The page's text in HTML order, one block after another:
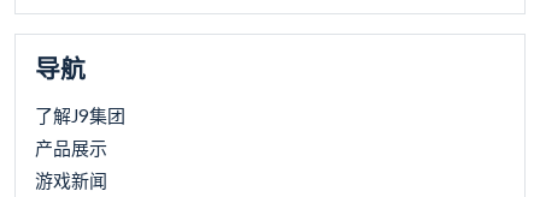
导航
了解J9集团
产品展示
游戏新闻